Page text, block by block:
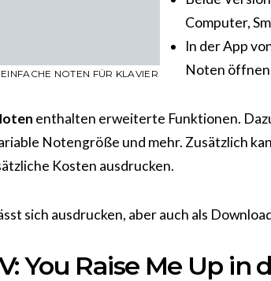
NOTEN FÜR KLAVIER
Computer,
In der App
Noten
enthalten erweiterte Funktionen.
Notengröße und mehr. Zusätzlich
Kosten ausdrucken.
sich ausdrucken, aber auch als
You Raise Me Up